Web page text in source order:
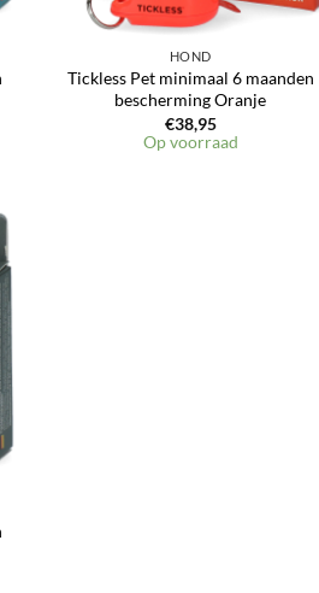
HOND
Tickless Pet minimaal 6 maanden
bescherming Oranje
€38,95
Op voorraad